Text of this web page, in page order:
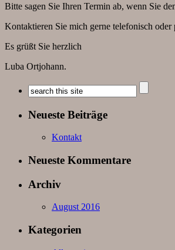
Bitte sagen Sie Ihren Termin ab, wenn Sie
Kontaktieren Sie mich gerne telefonisch
Es grüßt Sie herzlich
Luba Ortjohann.
Neueste Beiträge
Kontakt
Neueste Kommentare
Archiv
August 2016
Kategorien